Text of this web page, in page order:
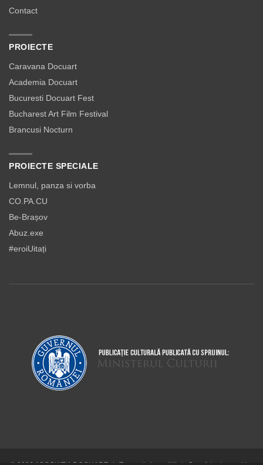
Contact
PROIECTE
Caravana Docuart
Academia Docuart
Bucuresti Docuart Fest
Bucharest Art Film Festival
Brancusi Nocturn
PROIECTE SPECIALE
Lemnul, panza si vorba
CO.PA.CU
Be-Brașov
Abuz.exe
#eroiUitați